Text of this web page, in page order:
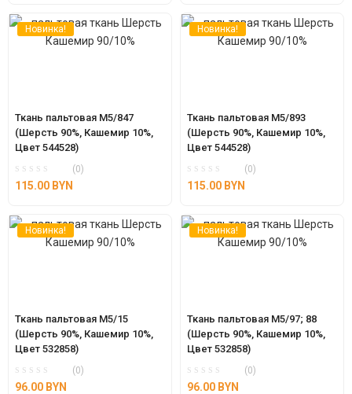
Новинка!
Ткань пальтовая М5/847
(Шерсть 90%, Кашемир 10%,
Цвет 544528)
(0)
115.00 BYN
Новинка!
Ткань пальтовая М5/893
(Шерсть 90%, Кашемир 10%,
Цвет 544528)
(0)
115.00 BYN
Новинка!
Ткань пальтовая М5/15
(Шерсть 90%, Кашемир 10%,
Цвет 532858)
(0)
96.00 BYN
Новинка!
Ткань пальтовая М5/97; 88
(Шерсть 90%, Кашемир 10%,
Цвет 532858)
(0)
96.00 BYN